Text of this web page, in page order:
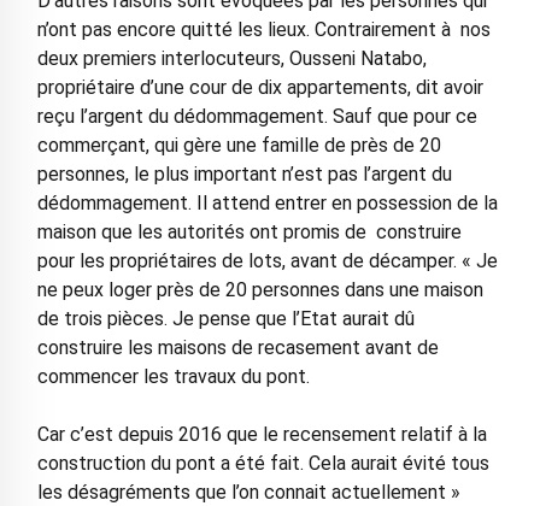
n’ont pas encore quitté les lieux. Contrairement à nos
deux premiers interlocuteurs, Ousseni Natabo,
propriétaire d’une cour de dix appartements, dit avoir
reçu l’argent du dédommagement. Sauf que pour ce
commerçant, qui gère une famille de près de 20
personnes, le plus important n’est pas l’argent du
dédommagement. Il attend entrer en possession de la
maison que les autorités ont promis de construire
pour les propriétaires de lots, avant de décamper. « Je
ne peux loger près de 20 personnes dans une maison
de trois pièces. Je pense que l’Etat aurait dû
construire les maisons de recasement avant de
commencer les travaux du pont.
Car c’est depuis 2016 que le recensement relatif à la
construction du pont a été fait. Cela aurait évité tous
les désagréments que l’on connait actuellement »